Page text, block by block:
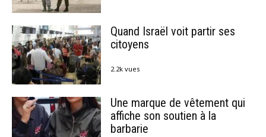
Quand Israël voit partir ses
citoyens
2.2k vues
Une marque de vêtement qui
affiche son soutien à la
barbarie